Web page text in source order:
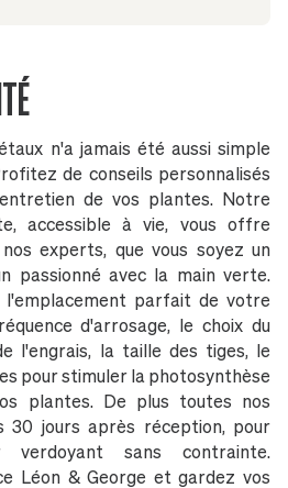
n'a jamais été aussi simple
de conseils personnalisés
de vos plantes. Notre
accessible à vie, vous offre
experts, que vous soyez un
passionné avec la main verte.
l'emplacement parfait de votre
d'arrosage, le choix du
l'engrais, la taille des tiges, le
pour stimuler la photosynthèse
plantes. De plus toutes nos
30 jours après réception, pour
verdoyant sans contrainte.
Léon & George et gardez vos